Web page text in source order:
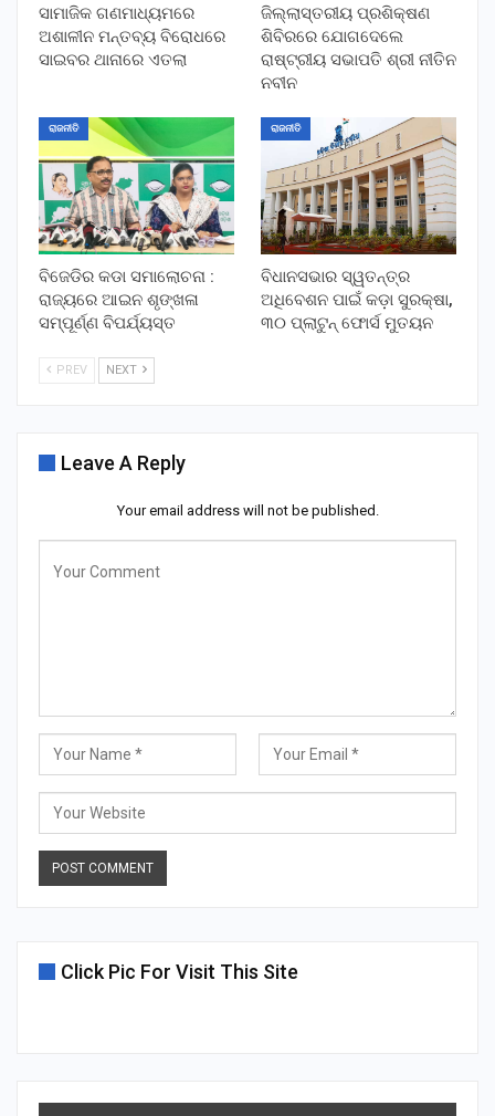
ସାମାଜିକ ଗଣମାଧ୍ୟମରେ
ଅଶାଳୀନ ମନ୍ତବ୍ୟ ବିରୋଧରେ
ସାଇବର ଥାନାରେ ଏତଲା
ଜିଲ୍ଲାସ୍ତରୀୟ ପ୍ରଶିକ୍ଷଣ
ଶିବିରରେ ଯୋଗଦେଲେ
ରାଷ୍ଟ୍ରୀୟ ସଭାପତି ଶ୍ରୀ ନୀତିନ
ନବୀନ
ରାଜନୀତି
ବିଜେଡିର କଡା ସମାଲୋଚନା :
ରାଜ୍ୟରେ ଆଇନ ଶୃଙ୍ଖଳା
ସମ୍ପୂର୍ଣ୍ଣ ବିପର୍ଯ୍ୟସ୍ତ
ରାଜନୀତି
ବିଧାନସଭାର ସ୍ୱତନ୍ତ୍ର
ଅଧିବେଶନ ପାଇଁ କଡ଼ା ସୁରକ୍ଷା,
୩୦ ପ୍ଲାଟୁନ୍ ଫୋର୍ସ ମୁତୟନ
PREV NEXT
Leave A Reply
Your email address will not be published.
Click Pic For Visit This Site